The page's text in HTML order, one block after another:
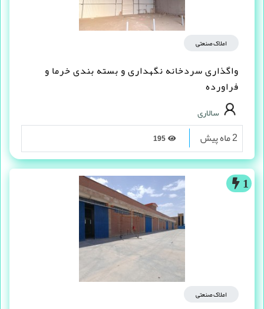
املاک صنعتی
واگذاری سردخانه نگهداری و بسته بندی خرما و
فراورده
سالاری
2 ماه پیش
1
املاک صنعتی